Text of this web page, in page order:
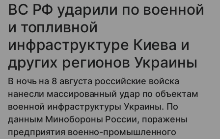
ВС РФ ударили по военной
и топливной
инфраструктуре Киева и
других регионов Украины
В ночь на 8 августа российские войска
нанесли массированный удар по объектам
военной инфраструктуры Украины. По
данным Минобороны России, поражены
предприятия военно-промышленного